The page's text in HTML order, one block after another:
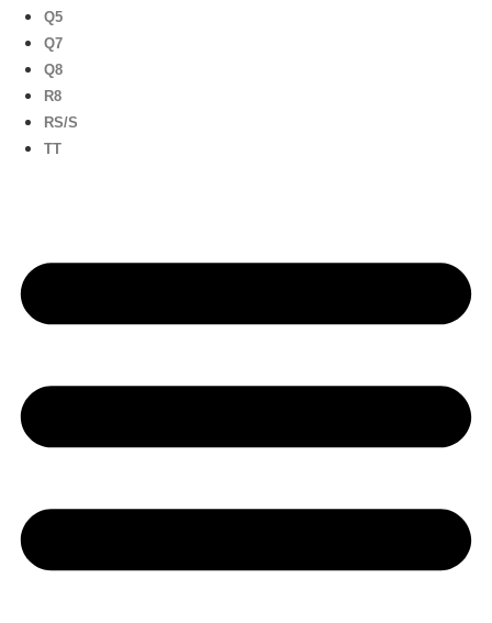
Q5
Q7
Q8
R8
RS/S
TT